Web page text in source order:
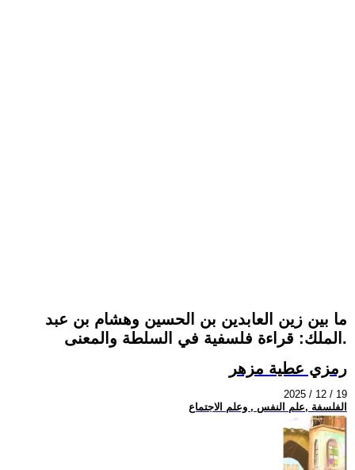
ما بين زين العابدين بن الحسين وهشام بن عبد
الملك: قراءة فلسفية في السلطة والمعنى.
رمزي عطية مزهر
2025 / 12 / 19
الفلسفة ,علم النفس , وعلم الاجتماع